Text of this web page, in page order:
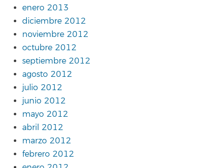
enero 2013
diciembre 2012
noviembre 2012
octubre 2012
septiembre 2012
agosto 2012
julio 2012
junio 2012
mayo 2012
abril 2012
marzo 2012
febrero 2012